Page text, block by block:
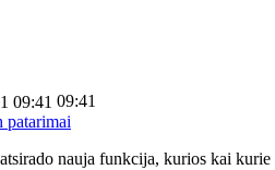
09:41
patarimai
nauja funkcija, kurios kai